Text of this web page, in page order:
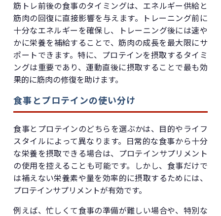
筋トレ前後の食事のタイミングは、エネルギー供給と
筋肉の回復に直接影響を与えます。トレーニング前に
十分なエネルギーを確保し、トレーニング後には速や
かに栄養を補給することで、筋肉の成長を最大限にサ
ポートできます。特に、プロテインを摂取するタイミ
ングは重要であり、運動直後に摂取することで最も効
果的に筋肉の修復を助けます。
食事とプロテインの使い分け
食事とプロテインのどちらを選ぶかは、目的やライフ
スタイルによって異なります。日常的な食事から十分
な栄養を摂取できる場合は、プロテインサプリメント
の使用を控えることも可能です。しかし、食事だけで
は補えない栄養素や量を効率的に摂取するためには、
プロテインサプリメントが有効です。
例えば、忙しくて食事の準備が難しい場合や、特別な